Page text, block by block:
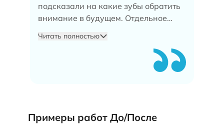
подсказали на какие зубы обратить
внимание в будущем. Отдельное
администратору Софии! Сразу
поняла мою проблему по телефону и
посодействовала чтобы меня скорее
Читать полностью
Примеры работ До/После